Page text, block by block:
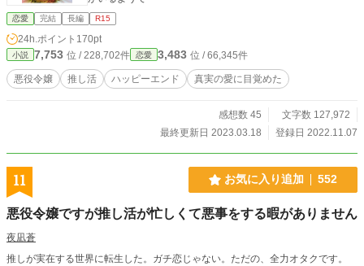
恋愛 完結 長編 R15
24h.ポイント 170pt
小説 7,753 位 / 228,702件 恋愛 3,483 位 / 66,345件
悪役令嬢 推し活 ハッピーエンド 真実の愛に目覚めた
感想数 45
文字数 127,972
最終更新日 2023.03.18
登録日 2022.11.07
11 お気に入り追加 552
悪役令嬢ですが推し活が忙しくて悪事をする暇がありません
夜凪蒼
推しが実在する世界に転生した。ガチ恋じゃない。ただの、全力オタクです。